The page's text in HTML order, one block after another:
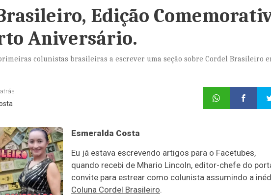
Edição
Aniversário.
colunistas brasileiras a escrever uma seção sobre Cordel Brasileiro
Esmeralda Costa
Eu já estava escrevendo artigos para o Facetubes,
quando recebi de Mhario Lincoln, editor-chefe do
convite para estrear como colunista assumindo a
Coluna Cordel Brasileiro.